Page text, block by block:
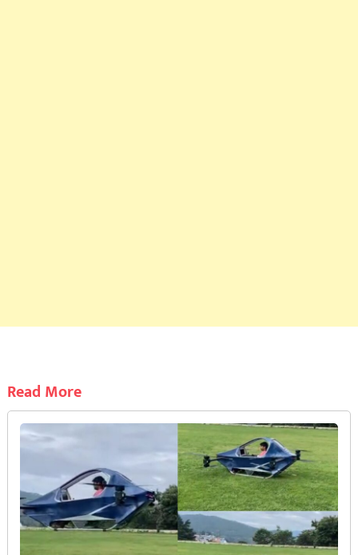
Read More